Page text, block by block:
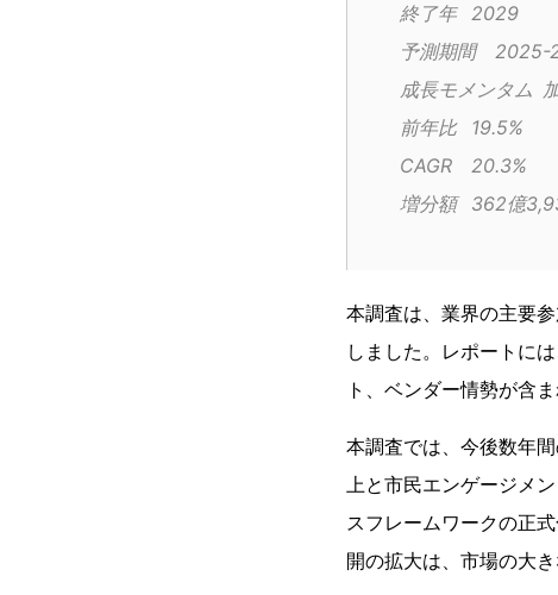
終了年	2029
予測期間
成長
前年比	19.5%
CAGR	20.3%
増分額	362
本調査は、業界の主要
しました。レポートに
ト、ベンダー情勢が含
本調査では、今後数年
上と市民エンゲージメ
スフレームワークの正
開の拡大は、市場の大